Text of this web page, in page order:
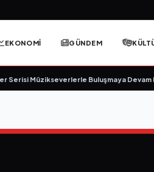
EKONOMİ GÜNDEM
Müzikseverlerle Buluşmaya Devam